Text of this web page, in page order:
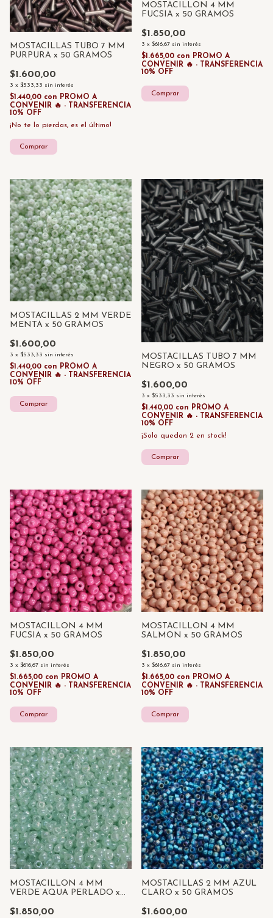
MOSTACILLAS TUBO 7 MM
PURPURA x 50 GRAMOS
$1.600,00
3 x $533,33 sin interés
$1.440,00 con PROMO A
CONVENIR 🔥 - TRANSFERENCIA
10% OFF
¡No te lo pierdas, es el último!
MOSTACILLON 4 MM
FUCSIA x 50 GRAMOS
$1.850,00
3 x $616,67 sin interés
$1.665,00 con PROMO A
CONVENIR 🔥 - TRANSFERENCIA
10% OFF
MOSTACILLAS 2 MM VERDE
MENTA x 50 GRAMOS
$1.600,00
3 x $533,33 sin interés
$1.440,00 con PROMO A
CONVENIR 🔥 - TRANSFERENCIA
10% OFF
MOSTACILLAS TUBO 7 MM
NEGRO x 50 GRAMOS
$1.600,00
3 x $533,33 sin interés
$1.440,00 con PROMO A
CONVENIR 🔥 - TRANSFERENCIA
10% OFF
¡Solo quedan 2 en stock!
MOSTACILLON 4 MM
FUCSIA x 50 GRAMOS
$1.850,00
3 x $616,67 sin interés
$1.665,00 con PROMO A
CONVENIR 🔥 - TRANSFERENCIA
10% OFF
MOSTACILLON 4 MM
SALMON x 50 GRAMOS
$1.850,00
3 x $616,67 sin interés
$1.665,00 con PROMO A
CONVENIR 🔥 - TRANSFERENCIA
10% OFF
MOSTACILLON 4 MM
VERDE AQUA PERLADO x
$1.850,00
MOSTACILLAS 2 MM AZUL
CLARO x 50 GRAMOS
$1.600,00